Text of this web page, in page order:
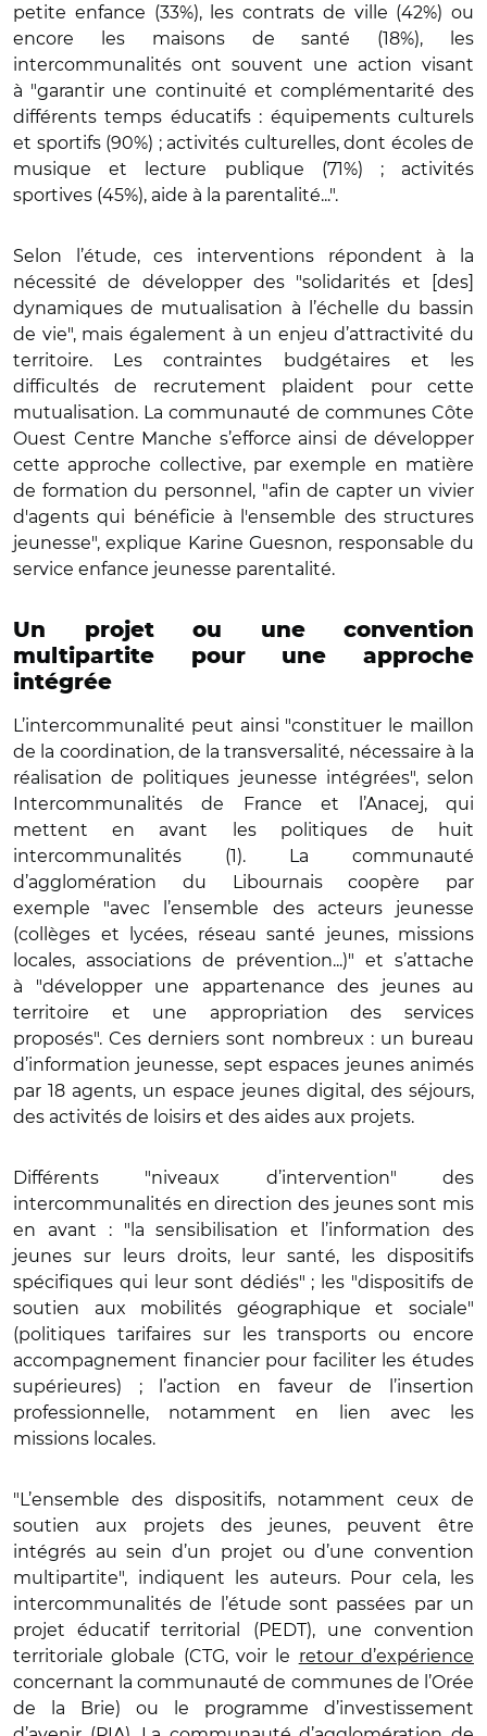
petite enfance (33%), les contrats de ville (42%) ou
encore les maisons de santé (18%), les
intercommunalités ont souvent une action visant
à "garantir une continuité et complémentarité des
différents temps éducatifs : équipements culturels
et sportifs (90%) ; activités culturelles, dont écoles de
musique et lecture publique (71%) ; activités
sportives (45%), aide à la parentalité...".
Selon l’étude, ces interventions répondent à la
nécessité de développer des "solidarités et [des]
dynamiques de mutualisation à l’échelle du bassin
de vie", mais également à un enjeu d’attractivité du
territoire. Les contraintes budgétaires et les
difficultés de recrutement plaident pour cette
mutualisation. La communauté de communes Côte
Ouest Centre Manche s’efforce ainsi de développer
cette approche collective, par exemple en matière
de formation du personnel, "afin de capter un vivier
d'agents qui bénéficie à l'ensemble des structures
jeunesse", explique Karine Guesnon, responsable du
service enfance jeunesse parentalité.
Un projet ou une convention
multipartite pour une approche
intégrée
L’intercommunalité peut ainsi "constituer le maillon
de la coordination, de la transversalité, nécessaire à la
réalisation de politiques jeunesse intégrées", selon
Intercommunalités de France et l’Anacej, qui
mettent en avant les politiques de huit
intercommunalités (1). La communauté
d’agglomération du Libournais coopère par
exemple "avec l’ensemble des acteurs jeunesse
(collèges et lycées, réseau santé jeunes, missions
locales, associations de prévention...)" et s’attache
à "développer une appartenance des jeunes au
territoire et une appropriation des services
proposés". Ces derniers sont nombreux : un bureau
d’information jeunesse, sept espaces jeunes animés
par 18 agents, un espace jeunes digital, des séjours,
des activités de loisirs et des aides aux projets.
Différents "niveaux d’intervention" des
intercommunalités en direction des jeunes sont mis
en avant : "la sensibilisation et l’information des
jeunes sur leurs droits, leur santé, les dispositifs
spécifiques qui leur sont dédiés" ; les "dispositifs de
soutien aux mobilités géographique et sociale"
(politiques tarifaires sur les transports ou encore
accompagnement financier pour faciliter les études
supérieures) ; l’action en faveur de l’insertion
professionnelle, notamment en lien avec les
missions locales.
"L’ensemble des dispositifs, notamment ceux de
soutien aux projets des jeunes, peuvent être
intégrés au sein d’un projet ou d’une convention
multipartite", indiquent les auteurs. Pour cela, les
intercommunalités de l’étude sont passées par un
projet éducatif territorial (PEDT), une convention
territoriale globale (CTG, voir le retour d’expérience
concernant la communauté de communes de l’Orée
de la Brie) ou le programme d’investissement